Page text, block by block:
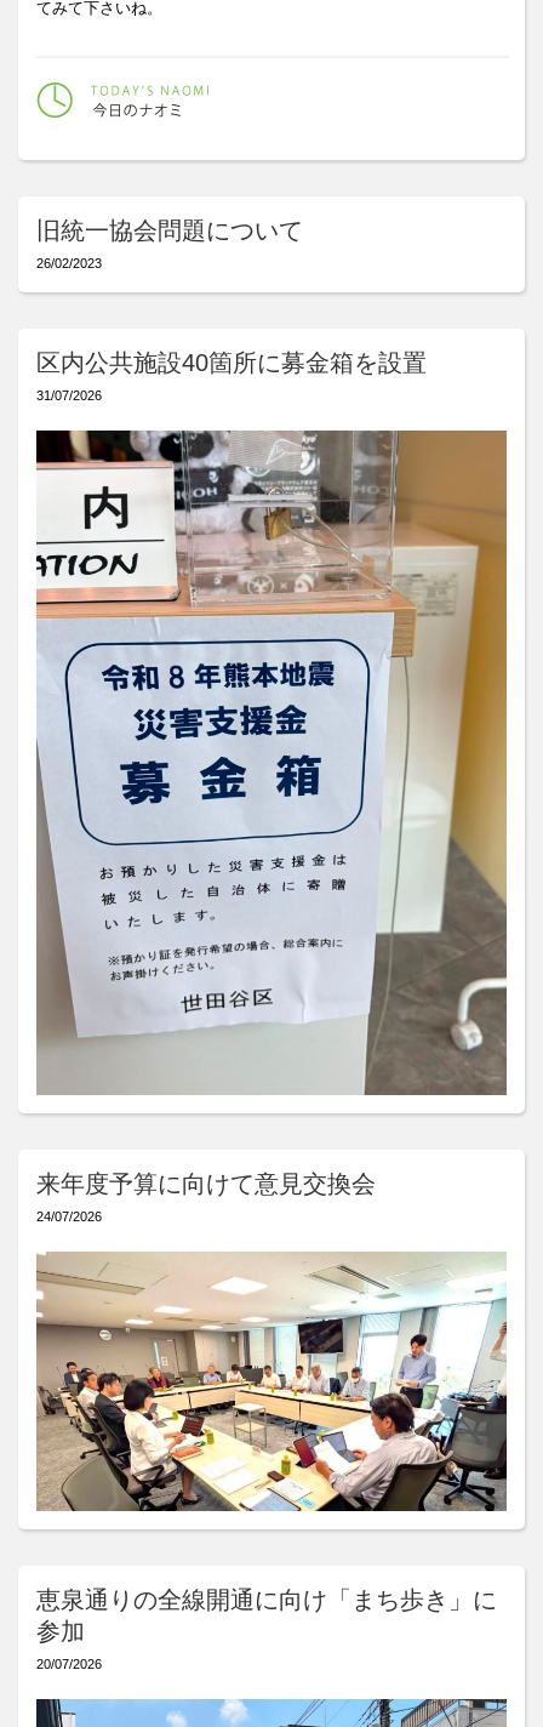
てみて下さいね。
旧統一協会問題について
26/02/2023
区内公共施設40箇所に募金箱を設置
31/07/2026
来年度予算に向けて意見交換会
24/07/2026
恵泉通りの全線開通に向け「まち歩き」に
参加
20/07/2026